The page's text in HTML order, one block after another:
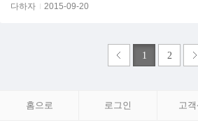
다하자 2015-09-20
1 2
홈으로 로그인 고